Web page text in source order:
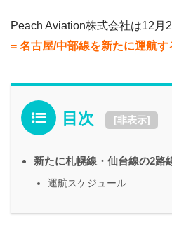
Peach Aviation株式会社は12月
= 名古屋/中部線を新たに運航す
目次 [非表示]
新たに札幌線・仙台線の2路
運航スケジュール